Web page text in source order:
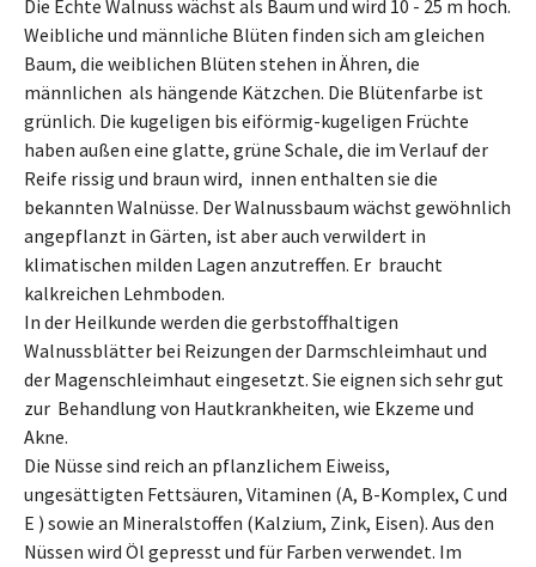
Die Echte Walnuss wächst als Baum und wird 10 - 25 m hoch.
Weibliche und männliche Blüten finden sich am gleichen
Baum, die weiblichen Blüten stehen in Ähren, die
männlichen als hängende Kätzchen. Die Blütenfarbe ist
grünlich. Die kugeligen bis eiförmig-kugeligen Früchte
haben außen eine glatte, grüne Schale, die im Verlauf der
Reife rissig und braun wird, innen enthalten sie die
bekannten Walnüsse. Der Walnussbaum wächst gewöhnlich
angepflanzt in Gärten, ist aber auch verwildert in
klimatischen milden Lagen anzutreffen. Er braucht
kalkreichen Lehmboden.
In der Heilkunde werden die gerbstoffhaltigen
Walnussblätter bei Reizungen der Darmschleimhaut und
der Magenschleimhaut eingesetzt. Sie eignen sich sehr gut
zur Behandlung von Hautkrankheiten, wie Ekzeme und
Akne.
Die Nüsse sind reich an pflanzlichem Eiweiss,
ungesättigten Fettsäuren, Vitaminen (A, B-Komplex, C und
E ) sowie an Mineralstoffen (Kalzium, Zink, Eisen). Aus den
Nüssen wird Öl gepresst und für Farben verwendet. Im